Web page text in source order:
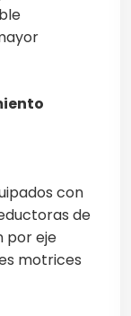
con
de
por eje
motrices